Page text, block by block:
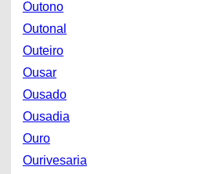
Outono
Outonal
Outeiro
Ousar
Ousado
Ousadia
Ouro
Ourivesaria